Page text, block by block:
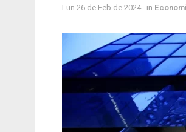
Lun 26 de Feb de 2024 in